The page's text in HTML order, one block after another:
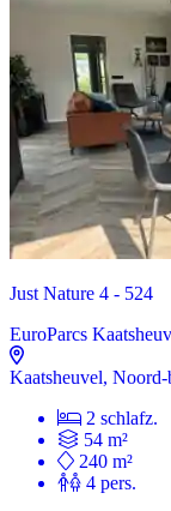
Just Nature 4 - 524
EuroParcs
Kaatsheuvel, Noord-
2 schlafz.
54 m²
240 m²
4 pers.